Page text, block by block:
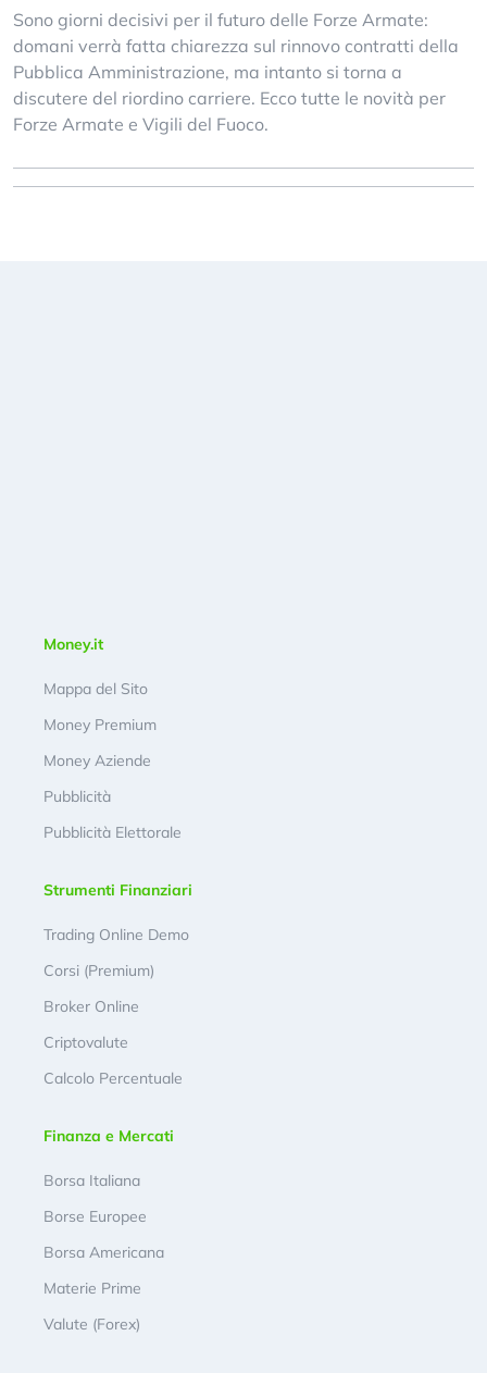
Sono giorni decisivi per il futuro delle Forze Armate:
domani verrà fatta chiarezza sul rinnovo contratti della
Pubblica Amministrazione, ma intanto si torna a
discutere del riordino carriere. Ecco tutte le novità per
Forze Armate e Vigili del Fuoco.
Money.it
Mappa del Sito
Money Premium
Money Aziende
Pubblicità
Pubblicità Elettorale
Strumenti Finanziari
Trading Online Demo
Corsi (Premium)
Broker Online
Criptovalute
Calcolo Percentuale
Finanza e Mercati
Borsa Italiana
Borse Europee
Borsa Americana
Materie Prime
Valute (Forex)